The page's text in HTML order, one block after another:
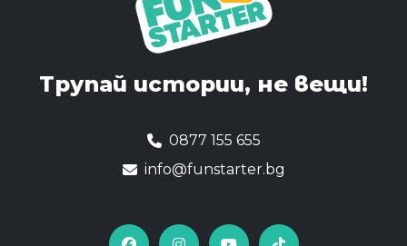
Трупай истории, не вещи!
0877 155 655
info@funstarter.bg